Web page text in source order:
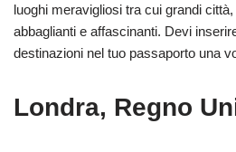
luoghi meravigliosi tra cui grandi
abbaglianti e affascinanti. Devi
destinazioni nel tuo passaporto una
Londra, Regno